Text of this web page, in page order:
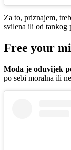
Za to, priznajem,
svilena ili od tankog
Free your
Moda je oduvijek
po sebi moralna ili